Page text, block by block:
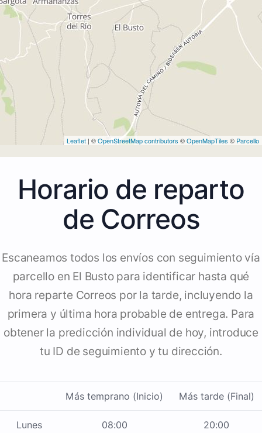
Leaflet | ©OpenStreetMap contributors ©OpenMapTiles © Parcello
Horario de reparto
de Correos
Escaneamos todos los envíos con seguimiento vía
parcello en El Busto para identificar hasta qué
hora reparte Correos por la tarde, incluyendo la
primera y última hora probable de entrega. Para
obtener la predicción individual de hoy, introduce
tu ID de seguimiento y tu dirección.
Más temprano (Inicio) Más tarde (Final)
Lunes 08:00 20:00